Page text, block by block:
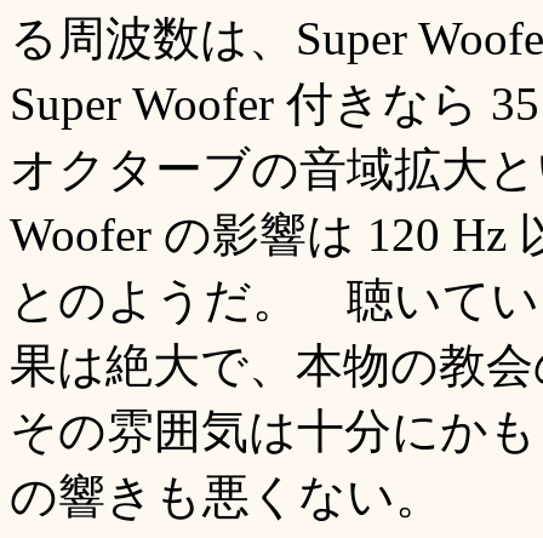
る周波数は、Super
Super Woofer 付きなら
オクターブの音域拡大
Woofer の影響は 120 Hz
とのようだ。 聴いてい
果は絶大で、本物の教
その雰囲気は十分にか
の響きも悪くない。